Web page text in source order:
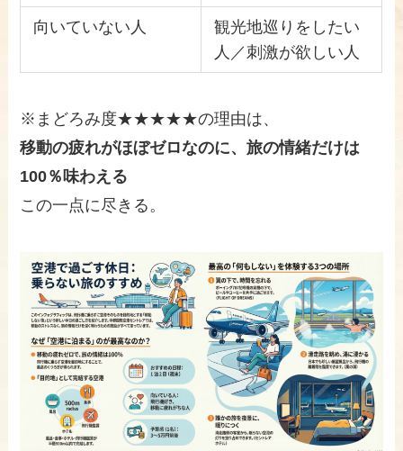
向いていない人
観光地巡りをしたい
人／刺激が欲しい人
※まどろみ度★★★★★の理由は、
移動の疲れがほぼゼロなのに、旅の情緒だけは
100％味わえる
この一点に尽きる。